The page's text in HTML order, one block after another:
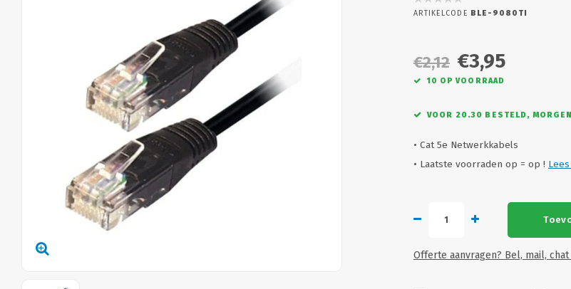
ARTIKELCODE BLE-9080TI
€2,12 €3,95
10 OP VOORRAAD
VOOR 20.30 BESTELD,
• Cat 5e Netwerkkabels
• Laatste voorraden op = op !
Offerte aanvragen? Bel, mail,